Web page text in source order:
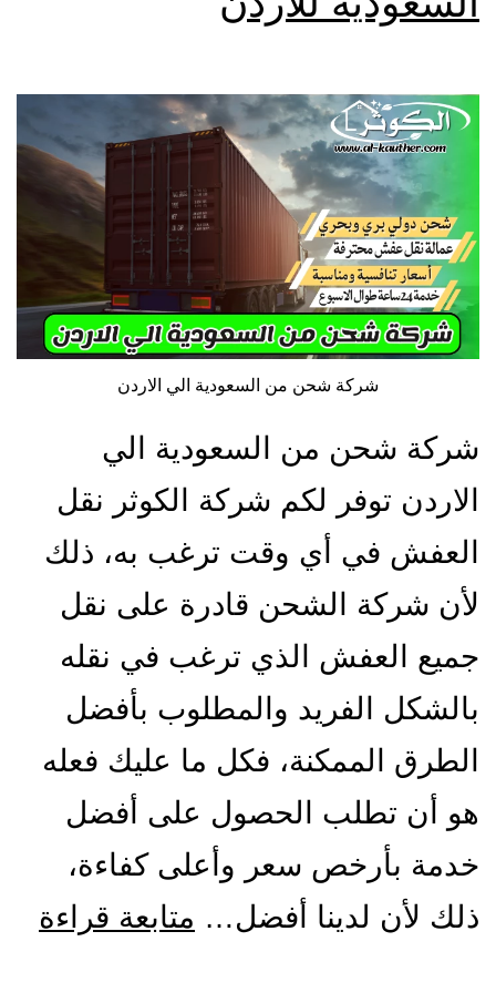
شركة شحن من السعودية الي الاردن
شركة شحن من السعودية الي
الاردن توفر لكم شركة الكوثر نقل
العفش في أي وقت ترغب به، ذلك
لأن شركة الشحن قادرة على نقل
جميع العفش الذي ترغب في نقله
بالشكل الفريد والمطلوب بأفضل
الطرق الممكنة، فكل ما عليك فعله
هو أن تطلب الحصول على أفضل
خدمة بأرخص سعر وأعلى كفاءة،
ذلك لأن لدينا أفضل… متابعة قراءة